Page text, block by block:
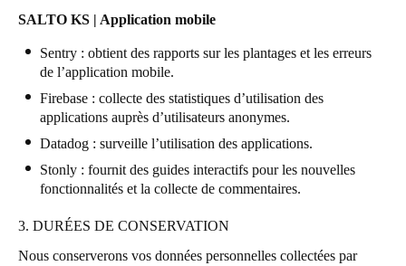
SALTO KS | Application mobile
Sentry : obtient des rapports sur les plantages et les erreurs
de l’application mobile.
Firebase : collecte des statistiques d’utilisation des
applications auprès d’utilisateurs anonymes.
Datadog : surveille l’utilisation des applications.
Stonly : fournit des guides interactifs pour les nouvelles
fonctionnalités et la collecte de commentaires.
3. DURÉES DE CONSERVATION
Nous conserverons vos données personnelles collectées par